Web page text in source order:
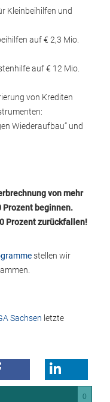
Kleinbeihilfen und
auf € 2,3 Mio.
auf € 12 Mio.
von Krediten
Wiederaufbau“ und
von mehr
Prozent beginnen.
Prozent zurückfallen!
stellen wir
Sachsen letzte
0